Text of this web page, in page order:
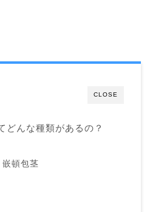
CLOSE
どんな種類があるの？
嵌頓包茎